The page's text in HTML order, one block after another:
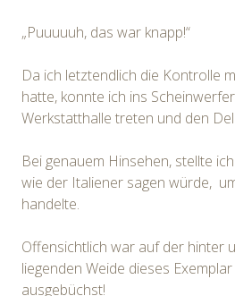
„Puuuuuh, das war knapp!“
Da ich letztendlich die Kontrolle
hatte, konnte ich ins
Werkstatthalle treten und den
Bei genauem Hinsehen, stellte
wie der Italiener sagen würde,
handelte.
Offensichtlich war auf der hinter
liegenden Weide dieses
ausgebüchst!